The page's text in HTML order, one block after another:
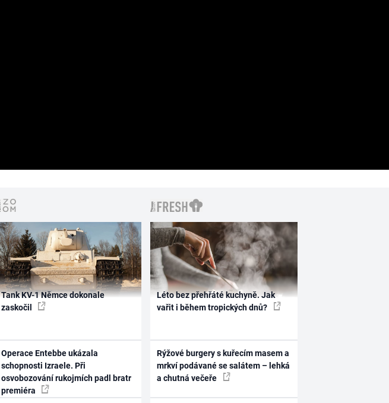
Tank KV-1 Němce dokonale
zaskočil
Operace Entebbe ukázala
schopnosti Izraele. Při
osvobozování rukojmích padl bratr
premiéra
Léto bez přehřáté kuchyně. Jak
vařit i během tropických dnů?
Rýžové burgery s kuřecím masem a
mrkví podávané se salátem – lehká
a chutná večeře